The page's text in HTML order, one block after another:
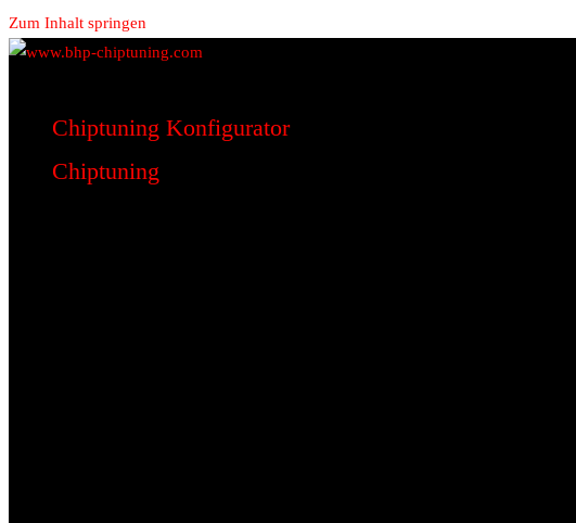
Zum Inhalt springen
www.bhp-chiptuning.com
BHP Motorsport
Chiptuning Konfigurator
Chiptuning